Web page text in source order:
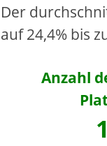
Der
auf 24,4% bis
Anzahl